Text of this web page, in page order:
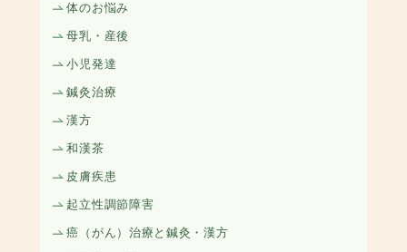
体のお悩み
母乳・産後
小児発達
鍼灸治療
漢方
和漢茶
皮膚疾患
起立性調節障害
癌（がん）治療と鍼灸・漢方